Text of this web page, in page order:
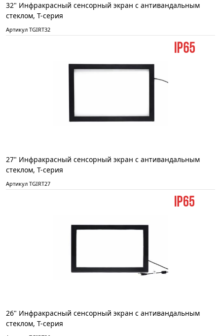
32" Инфракрасный сенсорный экран с антивандальным
стеклом, T-серия
Артикул TGIRT32
27" Инфракрасный сенсорный экран с антивандальным
стеклом, T-серия
Артикул TGIRT27
26" Инфракрасный сенсорный экран с антивандальным
стеклом, T-серия